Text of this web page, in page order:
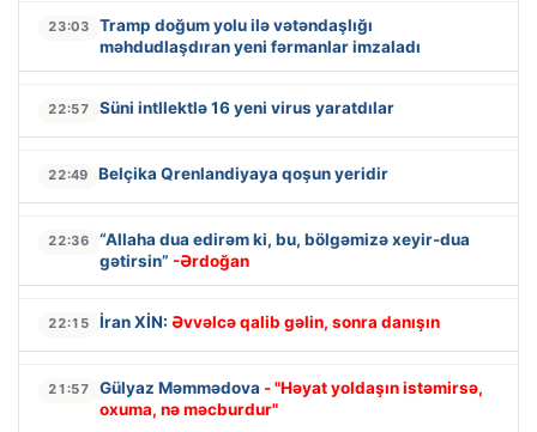
23:03
Tramp doğum yolu ilə vətəndaşlığı
məhdudlaşdıran yeni fərmanlar imzaladı
22:57 Süni intllektlə 16 yeni virus yaratdılar
22:49 Belçika Qrenlandiyaya qoşun yeridir
22:36
“Allaha dua edirəm ki, bu, bölgəmizə xeyir-dua
gətirsin” -Ərdoğan
22:15 İran XİN: Əvvəlcə qalib gəlin, sonra danışın
21:57 Gülyaz Məmmədova - "Həyat yoldaşın istəmirsə,
oxuma, nə məcburdur"